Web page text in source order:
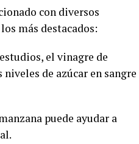
con diversos
más destacados:
el vinagre de
de azúcar en sangre
puede ayudar a